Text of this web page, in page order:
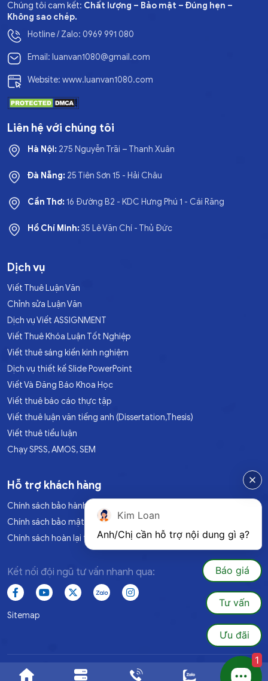
Chúng tôi cam kết: Chất lượng – Bảo mật – Đúng hẹn –
Không sao chép.
Hotline / Zalo: 0969 991 080
Email: luanvan1080@gmail.com
Website: www.luanvan1080.com
Liên hệ với chúng tôi
Hà Nội: 275 Nguyễn Trãi – Thanh Xuân
Đà Nẵng: 25 Tiên Sơn 15 - Hải Châu
Cần Thơ:16 Đường B2 - KDC Hưng Phú 1 - Cái Răng
Hồ Chí Minh:35 Lê Văn Chí - Thủ Đức
Dịch vụ
Viết Thuê Luận Văn
Chỉnh sửa Luận Văn
Dịch vụ Viết ASSIGNMENT
Viết Thuê Khóa Luận Tốt Nghiệp
Viết thuê sáng kiến kinh nghiệm
Dịch vụ thiết kế Slide PowerPoint
Viết Và Đăng Báo Khoa Học
Viết thuê báo cáo thực tập
Viết thuê luận văn tiếng anh (Dissertation,Thesis)
Viết thuê tiểu luận
Chạy SPSS, AMOS, SEM
Hỗ trợ khách hàng
Chính sách bảo hành
Chính sách bảo mật
Chính sách hoàn lại tiền
Kết nối đội ngũ tư vấn nhanh qua:
Sitemap
© 2025 Luanvan1080.All Rights Reserved. Đã đăng ký BQTH
Kim Loan
Anh/Chị cần hỗ trợ nội dung gì ạ?
Báo giá
Tư vấn
Ưu đãi
1